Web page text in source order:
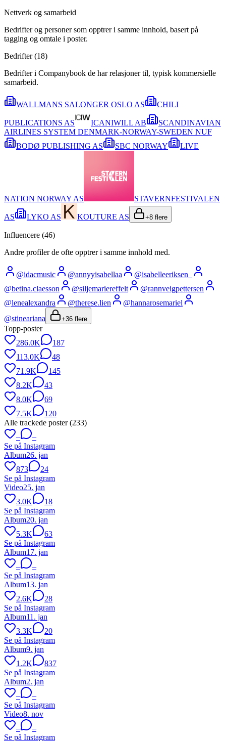
Nettverk og samarbeid
Bedrifter og personer som opptrer i samme innhold, basert på
tagging og omtale i poster.
Bedrifter (18)
Bedrifter i Companybook de har relasjoner til, typisk kommersielle
samarbeid.
WALLMANS SALONGER OSLO AS CHILI
PUBLICATIONS AS ICANIWILL AB
SCANDINAVIAN
AIRLINES SYSTEM DENMARK-NORWAY-SWEDEN NUF
BODØ PUBLISHING AS
SBC NORWAY LIVE
NATION NORWAY AS STAVERNFESTIVALEN
AS LYKO AS KOUTURE AS +8 flere
Influencere (46)
Andre profiler de ofte opptrer i samme innhold med.
@idacmusic @annyyisabellaa @isabelleeriksen_
@betina.claesson @siljemariereffelt @rannveigpettersen
@lenealexandra @therese.lien @hannarosemariel
@stineariana +36 flere
Topp-poster
286.0K
187
113.0K
48
71.9K
145
8.2K
43
8.0K
69
7.5K
120
Alle trackede poster (233)
–
–
Se på Instagram
Album26. jan
873
24
Se på Instagram
Video25. jan
3.0K
18
Se på Instagram
Album20. jan
5.3K
63
Se på Instagram
Album17. jan
–
–
Se på Instagram
Album13. jan
2.6K
28
Se på Instagram
Album11. jan
3.3K
20
Se på Instagram
Album9. jan
1.2K
837
Se på Instagram
Album2. jan
–
–
Se på Instagram
Video8. nov
–
–
Se på Instagram